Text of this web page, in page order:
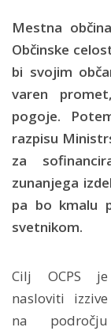
Mestna
Občinske
bi svojim
varen
pogoje.
razpisu
za
zunanjega
pa bo kmalu
svetnikom.
Cilj OCPS je
nasloviti izzive
na področju